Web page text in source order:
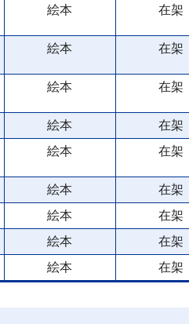
絵本 在架
絵本 在架
絵本 在架
絵本
在架
絵本 在架
絵本
在架
絵本
在架
絵本
在架
絵本 在架